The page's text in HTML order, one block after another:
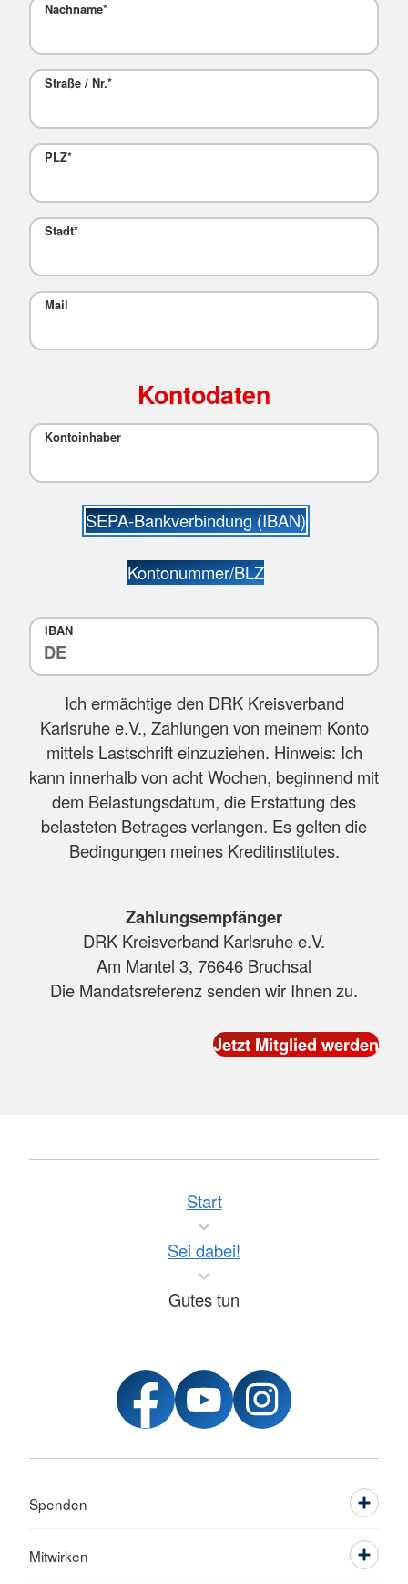
Nachname*
Straße / Nr.*
PLZ*
Stadt*
Mail
Kontodaten
Kontoinhaber
SEPA-Bankverbindung (IBAN)
Kontonummer/BLZ
IBAN
Ich ermächtige den DRK Kreisverband
Karlsruhe e.V., Zahlungen von meinem Konto
mittels Lastschrift einzuziehen. Hinweis: Ich
kann innerhalb von acht Wochen, beginnend mit
dem Belastungsdatum, die Erstattung des
belasteten Betrages verlangen. Es gelten die
Bedingungen meines Kreditinstitutes.
Zahlungsempfänger
DRK Kreisverband Karlsruhe e.V.
Am Mantel 3, 76646 Bruchsal
Die Mandatsreferenz senden wir Ihnen zu.
Start
Sei dabei!
Gutes tun
Spenden
Mitwirken